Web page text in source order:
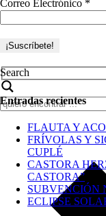
Correo Electrónico *
Search
Entradas recientes
FLAUTA Y
FRÍVOLAS Y
CUPLÉ
CASTORA
CASTORA”
SUBVENCIÓN
ECLIPSE